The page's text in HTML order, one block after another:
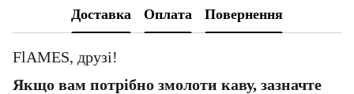
Доставка Оплата Повернення
FlAMES, друзі!
Якщо вам потрібно змолоти каву, зазначте